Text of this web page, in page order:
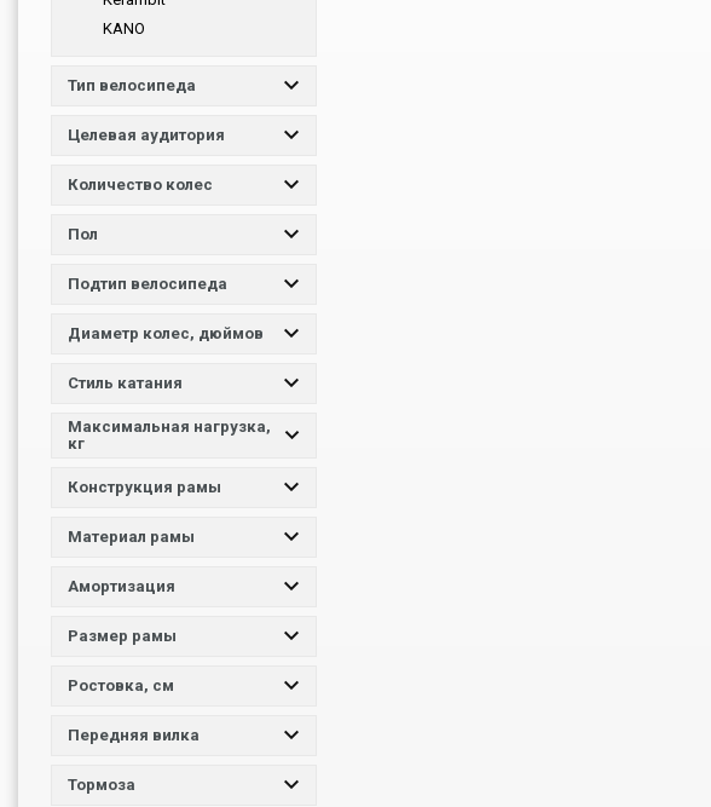
KANO
Тип велосипеда
Целевая аудитория
Количество колес
Пол
Подтип велосипеда
Диаметр колес, дюймов
Стиль катания
Максимальная нагрузка,
кг
Конструкция рамы
Материал рамы
Амортизация
Размер рамы
Ростовка, см
Передняя вилка
Тормоза